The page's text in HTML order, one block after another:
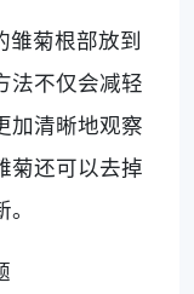
雏菊根部放到
法不仅会减轻
加清晰地观察
菊还可以去掉